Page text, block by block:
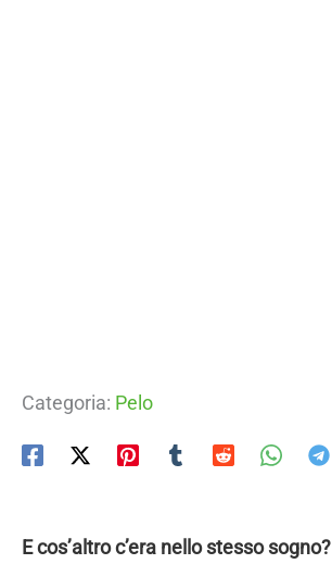
Categoria: Pelo
E cos’altro c’era nello stesso sogno?